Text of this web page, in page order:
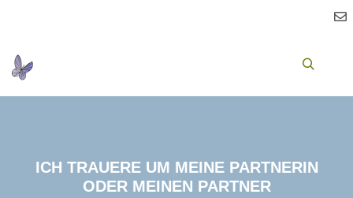
ICH TRAUERE UM MEINE PARTNERIN
ODER MEINEN PARTNER